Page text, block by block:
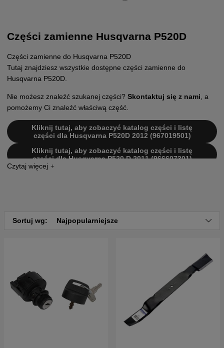
Części zamienne Husqvarna P520D
Części zamienne do Husqvarna P520D
Tutaj znajdziesz wszystkie dostępne części zamienne do
Husqvarna P520D.
Nie możesz znaleźć szukanej części? Skontaktuj się z nami , a
pomożemy Ci znaleźć właściwą część.
Kliknij tutaj, aby zobaczyć katalog części i listę
części dla Husqvarna P520D 2012 (967019501)
Kliknij tutaj, aby zobaczyć katalog części i listę
części dla Husqvarna P520 D 2011 (966607301)
Sortuj wg: Najpopularniejsze